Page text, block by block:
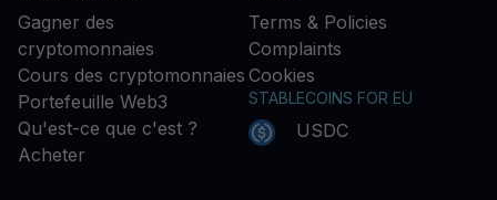
Gagner des
cryptomonnaies
Cours des cryptomonnaies
Portefeuille Web3
Qu'est-ce que c'est ?
Acheter
Terms & Policies
Complaints
Cookies
STABLECOINS FOR EU
USDC